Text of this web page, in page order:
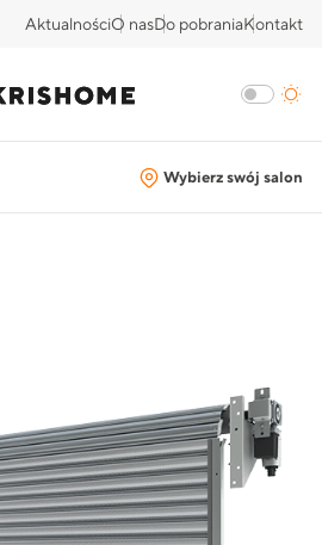
AktualnościO nasDo pobraniaKontakt
Wybierz swój salon